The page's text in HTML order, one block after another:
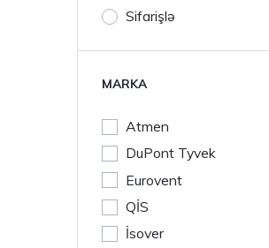
Sifarişlə
MARKA
Atmen
DuPont Tyvek
Eurovent
QİS
İsover